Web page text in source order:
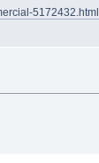
5172432.html